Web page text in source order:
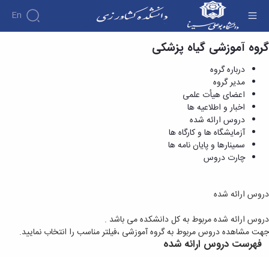
En
دروس ارائه شده - دانشکده کشاورزی
گروه آموزشی گیاه پزشکی
درباره گروه
مدیر گروه
اعضای هیأت علمی
اخبار و اطلاعیه ها
دروس ارائه شده
آزمایشگاه ها و کارگاه ها
سمینارها و پایان نامه ها
چارت دروس
دروس ارائه شده
دروس ارائه شده مربوط به کل دانشکده می باشد .
جهت مشاهده دروس مربوط به گروه آموزشی ،فیلتر مناسب را انتخاب نمایید.
فهرست دروس ارائه شده